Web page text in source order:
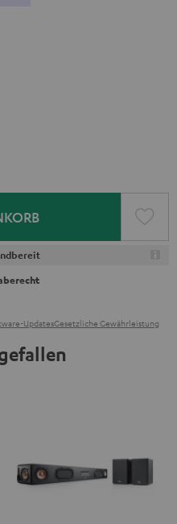
UpdatesGesetzliche Gewährleistung